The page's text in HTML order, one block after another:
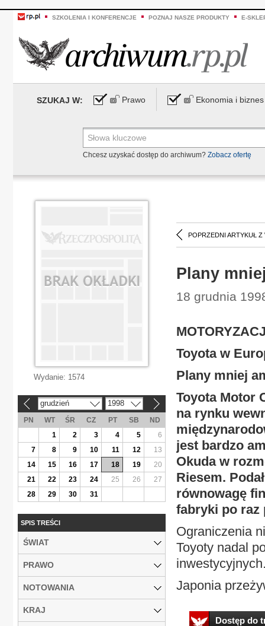
SZKOLENIA I KONFERENCJE POZNAJ NASZE PRODUKTY E-
SZUKAJ W: Prawo Ekonomia i biznes
Chcesz uzyskać dostęp do archiwum? Zobacz ofertę
POPRZEDNI ARTYKUŁ Z
Plany
18 grudnia
Toyota w
Plany mniej
Toyota Motor
na rynku
jest bardzo
Okuda w
Riesem.
równowagę
fabryki po raz
Ograniczenia
Toyoty nadal
Japonia
Dostęp do
Wydanie: 1574
grudzień 1998
PN WT ŚR CZ PT SB
ND
1
2 3 4 5
6
7
8 9 10 11 12
13
14
15 16 17 18 19
20
21
22 23 24 25 26
27
28
29 30 31
SPIS TREŚCI
ŚWIAT
PRAWO
NOTOWANIA
KRAJ